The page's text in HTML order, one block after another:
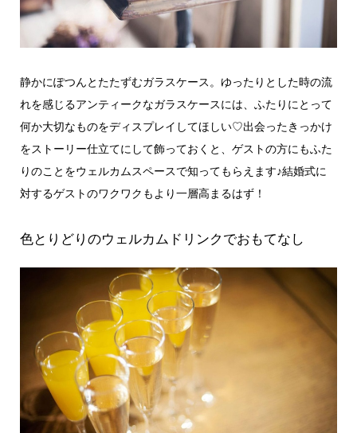
静かにぽつんとたたずむガラスケース。ゆったりとした時の流
れを感じるアンティークなガラスケースには、ふたりにとって
何か大切なものをディスプレイしてほしい♡出会ったきっかけ
をストーリー仕立てにして飾っておくと、ゲストの方にもふた
りのことをウェルカムスペースで知ってもらえます♪結婚式に
対するゲストのワクワクもより一層高まるはず！
色とりどりのウェルカムドリンクでおもてなし